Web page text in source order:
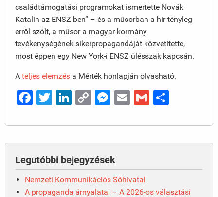
családtámogatási programokat ismertette Novák
Katalin az ENSZ-ben” – és a műsorban a hír tényleg
erről szólt, a műsor a magyar kormány
tevékenységének sikerpropagandáját közvetítette,
most éppen egy New York-i ENSZ ülésszak kapcsán.
A teljes elemzés a Mérték honlapján olvasható.
Facebook
Twitter
LinkedIn
CopyMessenger
EmailGmail
Legutóbbi bejegyzések
Nemzeti Kommunikációs Sóhivatal
A propaganda árnyalatai – A 2026-os választási